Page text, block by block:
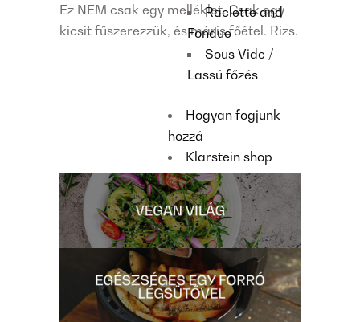
Raclette and
Fondue
Sous Vide /
Lassú főzés
Hogyan fogjunk
hozzá
Klarstein shop
Ez NEM csak egy melléklet. Csak egy
kicsit fűszerezzük, és máris főétel. Rizs.